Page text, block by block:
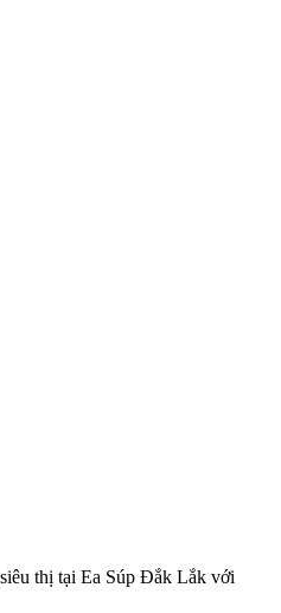
thị tại Ea Súp Đắk Lắk với